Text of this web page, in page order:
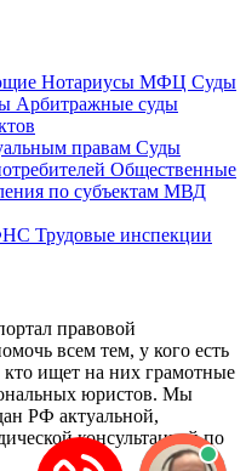
Нотариусы МФЦ Суды
Арбитражные суды
правам Суды
Общественные
по субъектам МВД
Трудовые инспекции
правовой
всем тем, у кого есть
ищет на них грамотные
юристов. Мы
РФ актуальной,
консультацией по